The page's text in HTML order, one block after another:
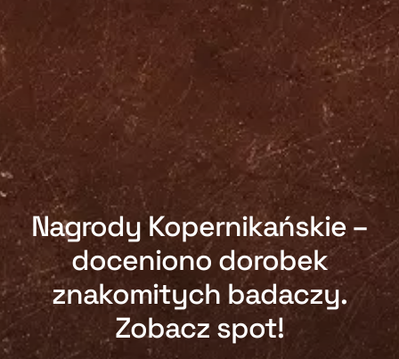
Nagrody Kopernikańskie –
doceniono dorobek
znakomitych badaczy.
Zobacz spot!